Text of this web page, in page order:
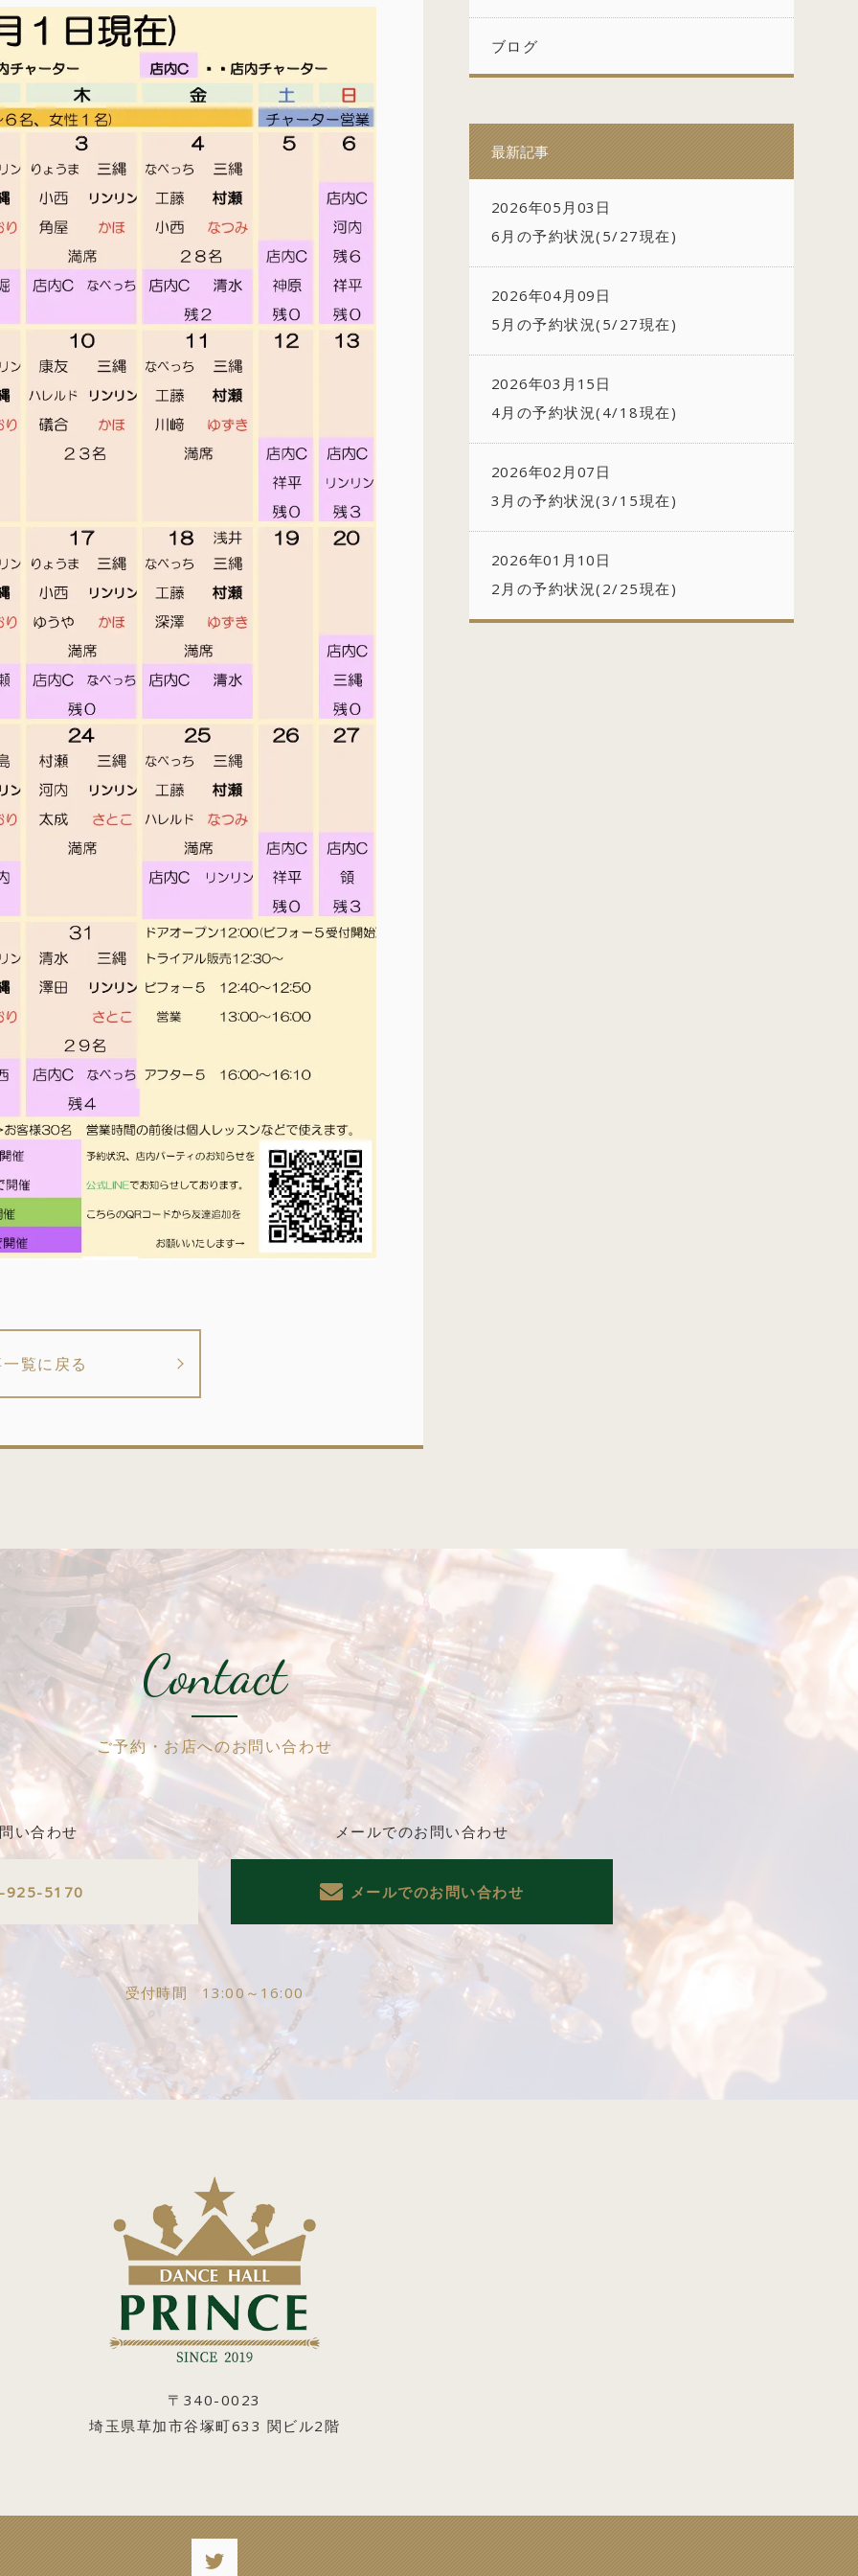
覧に戻る
ブログ
最新記事
2026年05月03日
6月の予約状況(5/27現在)
2026年04月09日
5月の予約状況(5/27現在)
2026年03月15日
4月の予約状況(4/18現在)
2026年02月07日
3月の予約状況(3/15現在)
2026年01月10日
2月の予約状況(2/25現在)
Contact
ご予約・お店へのお問い合わせ
い合わせ
925-5170
メールでのお問い合わせ
メールでのお問い合わせ
受付時間 13:00～16:00
〒340-0023
埼玉県草加市谷塚町633 関ビル2階